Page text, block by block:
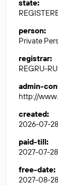
state:
person:
Private
registrar:
REGRU-RU
admin-
http://
created:
2026-07-
paid-till:
2027-07-
free-date:
2027-08-28